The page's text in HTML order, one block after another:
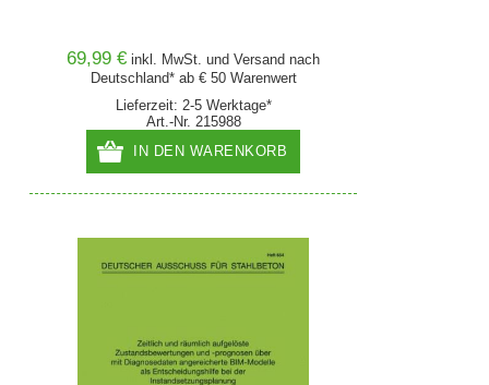
69,99 € inkl. MwSt. undVersand nach
Deutschland* ab € 50 Warenwert
Lieferzeit: 2-5 Werktage*
Art.-Nr. 215988
IN DEN WARENKORB